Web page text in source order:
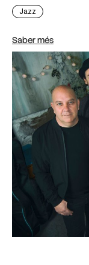
Jazz
Saber més